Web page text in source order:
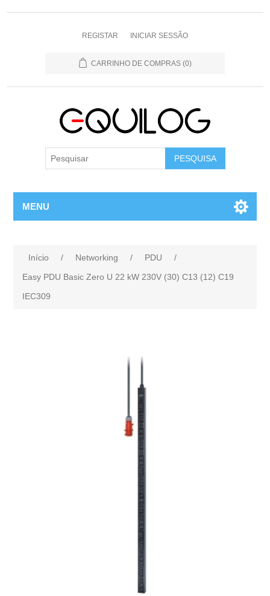
REGISTAR INICIAR SESSÃO
CARRINHO DE COMPRAS (0)
MENU
Início / Networking / PDU
/
Easy PDU Basic Zero U 22 kW 230V (30) C13 (12) C19
IEC309